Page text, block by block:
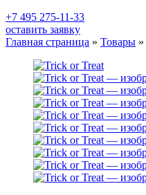
+7 495 275-11-33
оставить заявку
Главная страница » Товары »